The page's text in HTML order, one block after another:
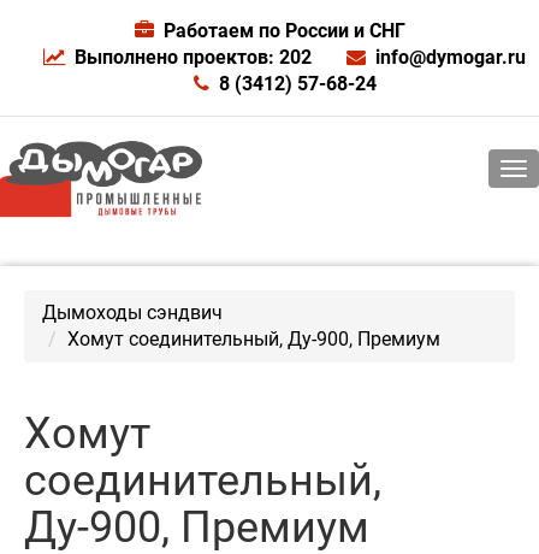
Работаем по России и СНГ
Выполнено проектов: 202
info@dymogar.ru
8 (3412) 57-68-24
Дымоходы сэндвич
Хомут соединительный, Ду-900, Премиум
Хомут
соединительный,
Ду-900, Премиум